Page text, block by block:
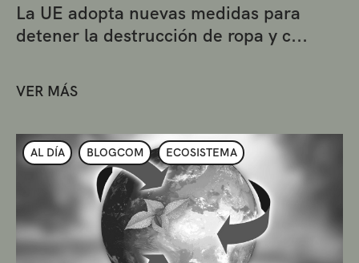
La UE adopta nuevas medidas para
detener la destrucción de ropa y c...
VER MÁS
AL DÍA BLOGCOM ECOSISTEMA